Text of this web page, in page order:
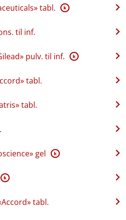
tabl. K
til inf.
pulv. til inf. K
tabl.
tabl.
gel K
K
tabl.